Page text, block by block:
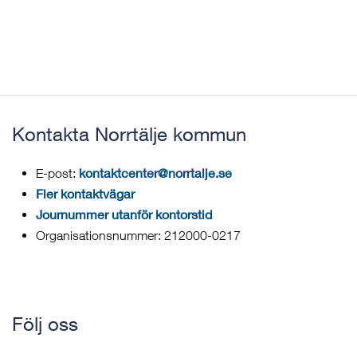
Kontakta Norrtälje kommun
E-post: kontaktcenter@norrtalje.se
Fler kontaktvägar
Journummer utanför kontorstid
Organisationsnummer: 212000-0217
Följ oss